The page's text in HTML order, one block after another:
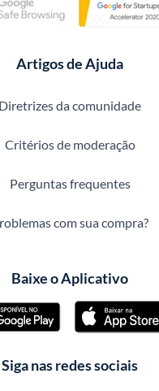
Artigos de Ajuda
Diretrizes da comunidade
Critérios de moderação
Perguntas frequentes
com sua compra?
Baixe o Aplicativo
Siga nas redes sociais